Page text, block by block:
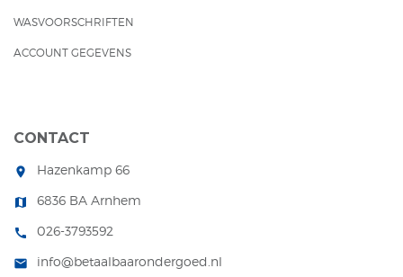
WASVOORSCHRIFTEN
ACCOUNT GEGEVENS
CONTACT
room Hazenkamp 66
map 6836 BA Arnhem
call 026-3793592
mail info@betaalbaarondergoed.nl